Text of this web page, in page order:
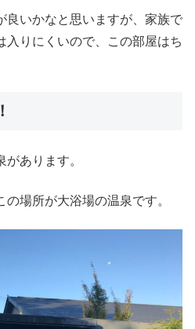
良いかなと思いますが、家族で
入りにくいので、この部屋はち
あります。
場所が大浴場の温泉です。